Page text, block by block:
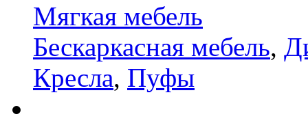
Мягкая мебель
Бескаркасная мебель,
Кресла, Пуфы